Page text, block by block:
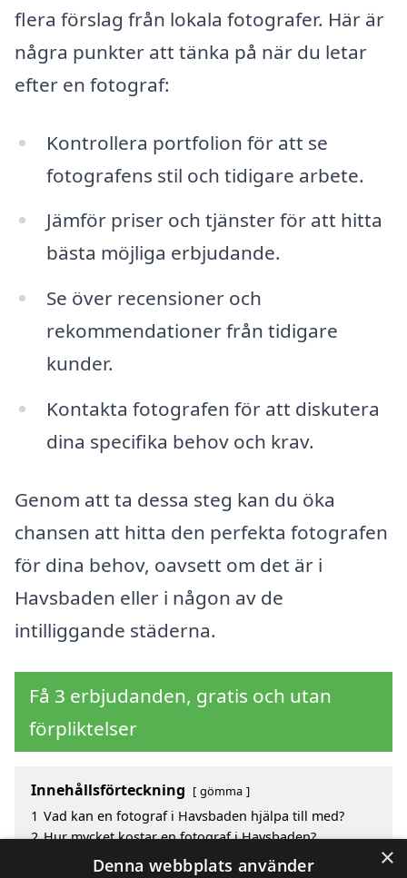
flera förslag från lokala fotografer. Här är
några punkter att tänka på när du letar
efter en fotograf:
Kontrollera portfolion för att se
fotografens stil och tidigare arbete.
Jämför priser och tjänster för att hitta
bästa möjliga erbjudande.
Se över recensioner och
rekommendationer från tidigare
kunder.
Kontakta fotografen för att diskutera
dina specifika behov och krav.
Genom att ta dessa steg kan du öka
chansen att hitta den perfekta fotografen
för dina behov, oavsett om det är i
Havsbaden eller i någon av de
intilliggande städerna.
Få 3 erbjudanden, gratis och utan
förpliktelser
Innehållsförteckning gömma
1 Vad kan en fotograf i Havsbaden hjälpa till med?
2 Hur mycket kostar en fotograf i Havsbaden?
Fördelar med att välja fotograf i Havsbaden
×
Denna webbplats använder